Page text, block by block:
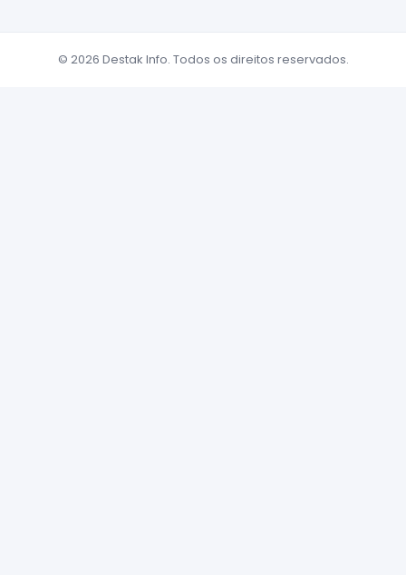
© 2026 Destak Info. Todos os direitos reservados.